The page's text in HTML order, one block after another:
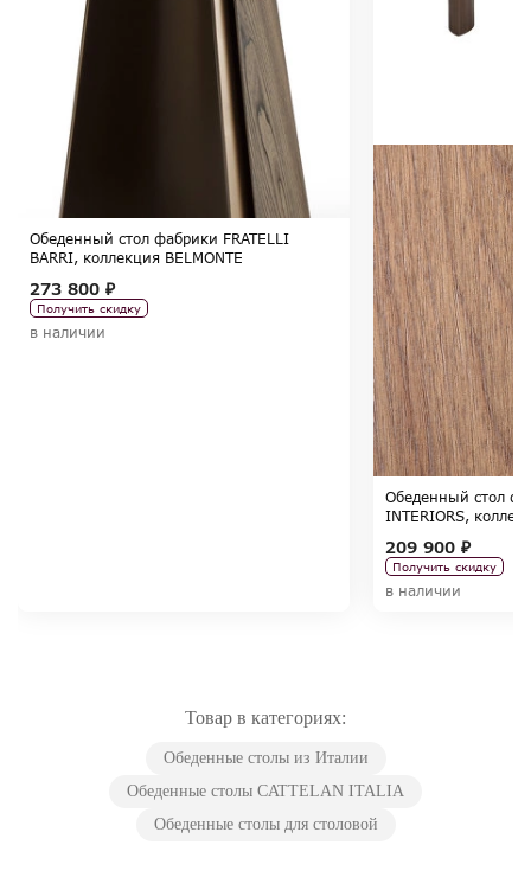
Обеденный стол фабрики FRATELLI
BARRI, коллекция BELMONTE
273 800 ₽
Получить скидку
в наличии
Обеденный стол
INTERIORS,
209 900 ₽
Получить скидку
в наличии
Товар в категориях:
Обеденные столы из Италии
Обеденные столы CATTELAN ITALIA
Обеденные столы для столовой